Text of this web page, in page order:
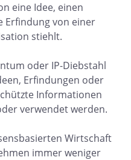
eine Idee, einen
Erfindung von einer
stiehlt.
oder IP-Diebstahl
Erfindungen oder
Informationen
verwendet werden.
Wirtschaft
immer weniger